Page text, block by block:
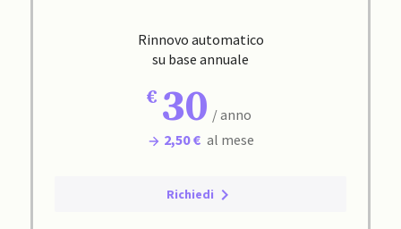
Rinnovo automatico
su base annuale
30 / anno
2,50 € al mese
Richiedi